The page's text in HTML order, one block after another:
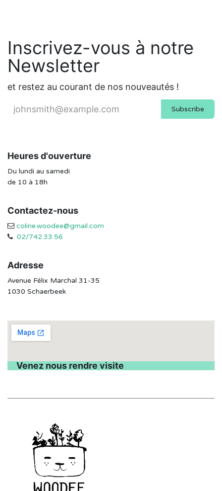
Inscrivez-vous à notre
Newsletter
et restez au courant de nos nouveautés !
Subscribe
Heures d'ouverture
Du lundi au samedi
de 10 à 18h
Contactez-nous
coline.woodee@gmail.com
02/742.33.56
Adresse
Avenue Félix Marchal 31-35
1030 Schaerbeek
Venez nous rendre visite